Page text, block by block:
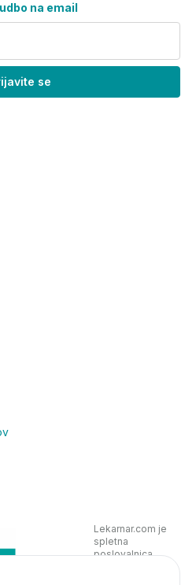
na email
se
Lekarnar.com je
spletna
poslovalnica